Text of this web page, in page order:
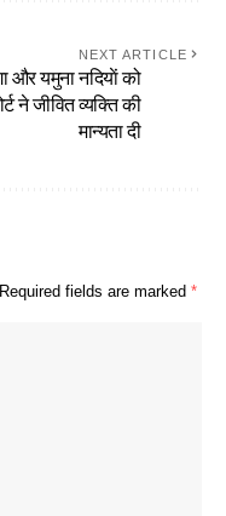
NEXT ARTICLE
और यमुना नदियाें को
ने जीवित व्यक्ति की
मान्यता दी
Required fields are marked *